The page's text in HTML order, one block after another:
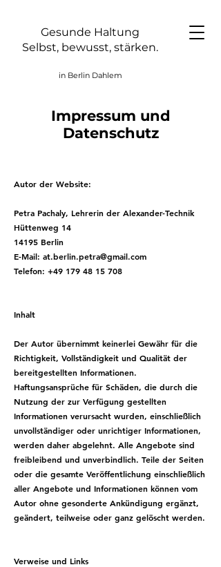
Gesunde Haltung
Selbst, bewusst, stärken.
in Berlin Dahlem
Impressum und
Datenschutz
Autor der Website:
Petra Pachaly, Lehrerin der Alexander-Technik
Hüttenweg 14
14195 Berlin
E-Mail: at.berlin.petra@gmail.com
Telefon: +49 179 48 15 708
Inhalt
​Der Autor übernimmt keinerlei Gewähr für die
Richtigkeit, Vollständigkeit und Qualität der
bereitgestellten Informationen.
Haftungsansprüche für Schäden, die durch die
Nutzung der zur Verfügung gestellten
Informationen verursacht wurden, einschließlich
unvollständiger oder unrichtiger Informationen,
werden daher abgelehnt. Alle Angebote sind
freibleibend und unverbindlich. Teile der Seiten
oder die gesamte Veröffentlichung einschließlich
aller Angebote und Informationen können vom
Autor ohne gesonderte Ankündigung ergänzt,
geändert, teilweise oder ganz gelöscht werden.
Verweise und Links